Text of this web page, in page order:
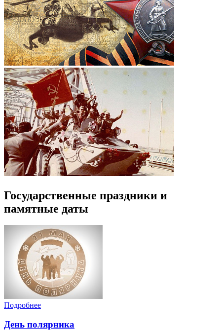
Государственные праздники и
памятные даты
Подробнее
День полярника